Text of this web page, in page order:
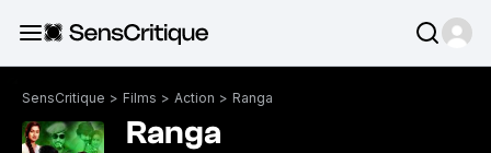
SensCritique > Films > Action > Ranga
Ranga